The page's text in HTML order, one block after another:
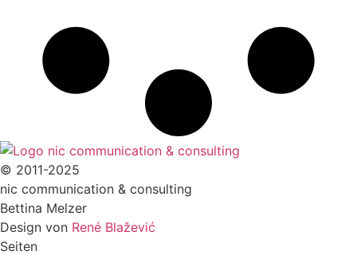
© 2011-2025
nic communication & consulting
Bettina Melzer
Design von René Blažević
Seiten